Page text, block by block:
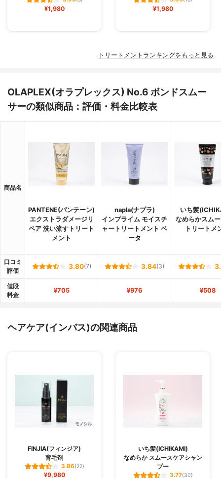
¥1,980 ¥1,980
トリートメントランキングをもっと見る
OLAPLEX(オラプレックス) No.6 ボンドスムー
サーの類似商品：評価・料金比較表
商品名
PANTENE(パンテーン)
エクストラダメージリ
ペア 洗い流すトリート
メント
napla(ナプラ)
インプライム モイスチ
ャートリートメント ベ
ータ
いち髪
なめらかスム
トリートメ
口コミ
評価
3.80(7) 3.84(3)
値段
料金
¥705 ¥976 ¥508
ヘアケア(インバス)の関連商品
FINJIA(フィンジア)
育毛剤
3.86(22)
¥9,980
いち髪(ICHIKAMI)
なめらか スムースケアシャン
プー
3.77(30)